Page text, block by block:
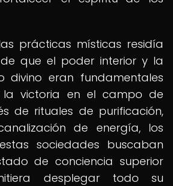
prácticas místicas residía
que el poder interior y la
divino eran fundamentales
victoria en el campo de
de rituales de purificación,
de energía, los
sociedades buscaban
de conciencia superior
desplegar todo su